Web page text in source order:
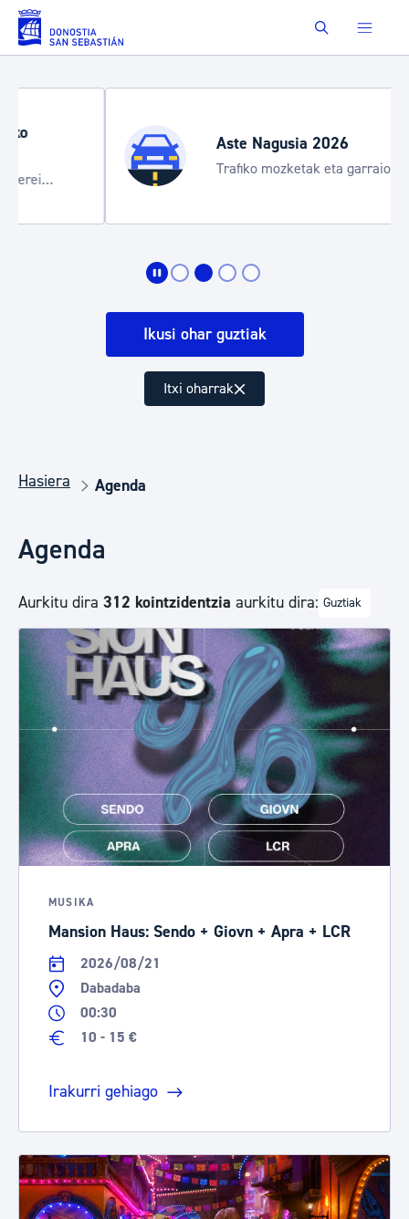
Eduki nagusira joan Buscar
Aste Nagusia 2026
Trafiko mozketak eta garraio zerbitzu
bereziak
Ikusi ohar guztiak
Itxi oharrak
Hasiera Agenda
Agenda
Aurkitu dira 312 kointzidentzia aurkitu dira: Guztiak
MUSIKA
Mansion Haus: Sendo + Giovn + Apra + LCR
2026/08/21
Dabadaba
00:30
10 - 15 €
Irakurri gehiago